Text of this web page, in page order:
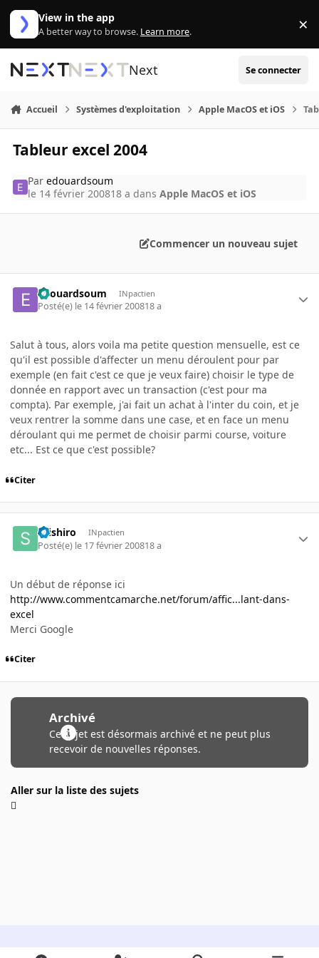
Aller au contenu
View in the app
A better way to browse. Learn more. ×
Next Se connecter
Accueil Systèmes d'exploitation Apple MacOS et iOS
Tableur excel 2004
Paredouardsoum
le 14 février 200818 a dansApple MacOS et iOS
Commencer un nouveau sujet
edouardsoum INpactien
Posté(e) le 14 février 200818 a
Salut à tous, alors voila ma petite question mensuelle, est ce
qu'il est possible d'affecter un menu déroulent pour par
exemple (en fait c'est ce que je veux faire) choisir le type de
donnée en rapport avec un transaction (c'est pour ma
compta). Par exemple, j'ai fait un achat à l'inter du coin, et je
veux rentrer la somme dans une case, et en face un menu
déroulant qui me permet de choisir parmi course, voiture
etc... Est ce que c'est possible?
Citer
seishiro INpactien
Posté(e) le 17 février 200818 a
Un début de réponse ici
http://www.commentcamarche.net/forum/affic...lant-dans-
excel
Merci Google
Citer
Archivé
Ce sujet est désormais archivé et ne peut plus
recevoir de nouvelles réponses.
Aller sur la liste des sujets